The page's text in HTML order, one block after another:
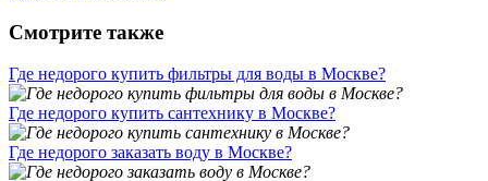
Смотрите также
Где недорого купить фильтры для воды в Москве?
Где недорого купить сантехнику в Москве?
Где недорого заказать воду в Москве?